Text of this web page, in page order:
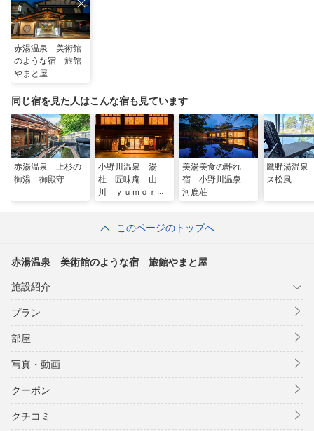
赤湯温泉 美術館
のような宿 旅館
やまと屋
同じ宿を見た人はこんな宿も見ています
赤湯温泉 上杉の
御湯 御殿守
小野川温泉 湯
杜 匠味庵 山
川 ｙｕｍｏｒｉ
ＷＡ
美湯美食の離れ
宿 小野川温泉
河鹿荘
鷹野湯温
ス松風
このページのトップへ
赤湯温泉 美術館のような宿 旅館やまと屋
施設紹介
プラン
部屋
写真・動画
クーポン
クチコミ